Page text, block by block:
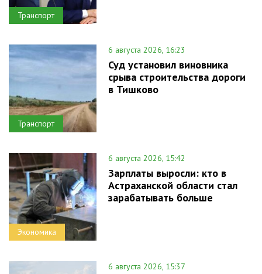
Транспорт
Транспорт
6 августа 2026, 16:23
Суд установил виновника
срыва строительства дороги
в Тишково
Экономика
6 августа 2026, 15:42
Зарплаты выросли: кто в
Астраханской области стал
зарабатывать больше
6 августа 2026, 15:37